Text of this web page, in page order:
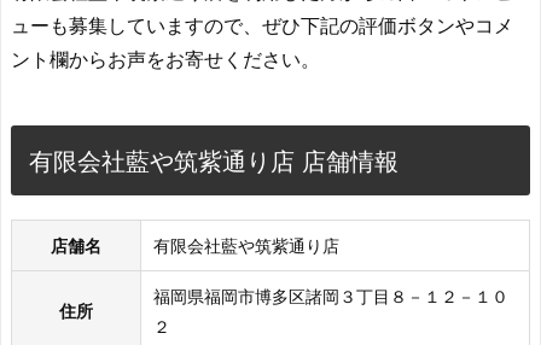
ューも募集していますので、ぜひ下記の評価ボタンやコメ
ント欄からお声をお寄せください。
有限会社藍や筑紫通り店 店舗情報
店舗名 有限会社藍や筑紫通り店
住所
福岡県福岡市博多区諸岡３丁目８－１２－１０
２